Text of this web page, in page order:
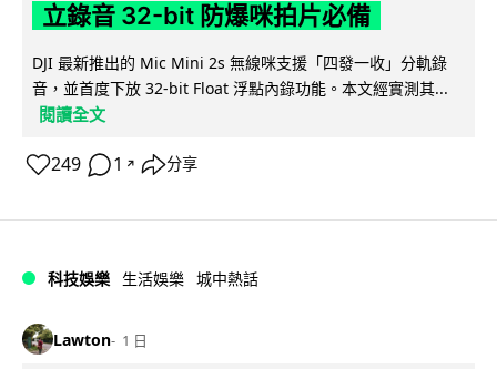
立錄音 32-bit 防爆咪拍片必備
DJI 最新推出的 Mic Mini 2s 無線咪支援「四發一收」分軌錄
音，並首度下放 32-bit Float 浮點內錄功能。本文經實測其...
閱讀全文
249 1 ↗ 分享
科技娛樂 生活娛樂 城中熱話
Lawton 1 日